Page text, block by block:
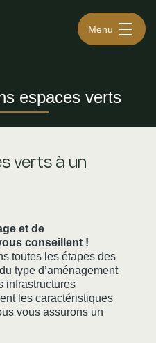
Menu
espaces verts
verts à un
et de
conseillent !
toutes les étapes des
type d’aménagement
infrastructures
les caractéristiques
vous assurons un